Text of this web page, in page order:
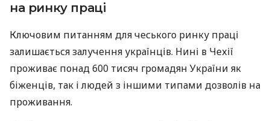
на ринку праці
Ключовим питанням для чеського ринку праці
залишається залучення українців. Нині в Чехії
проживає понад 600 тисяч громадян України як
біженців, так і людей з іншими типами дозволів на
проживання.